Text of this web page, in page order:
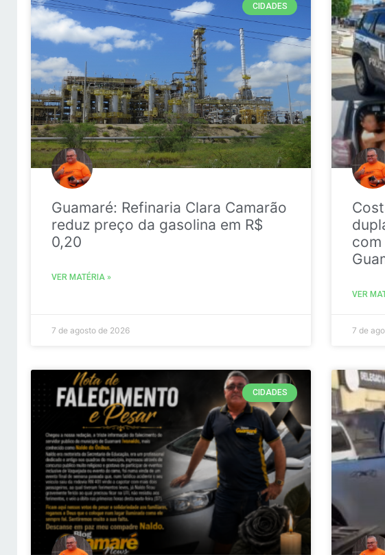
CIDADES
Guamaré: Refinaria Clara Camarão
reduz preço da gasolina em R$
0,20
VER MATÉRIA »
7 de agosto de 2026
VER
7 de
CIDADES